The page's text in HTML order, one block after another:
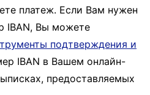
платеж. Если Вам нужен
IBAN, Вы можете
подтверждения и
IBAN в Вашем онлайн-
предоставляемых